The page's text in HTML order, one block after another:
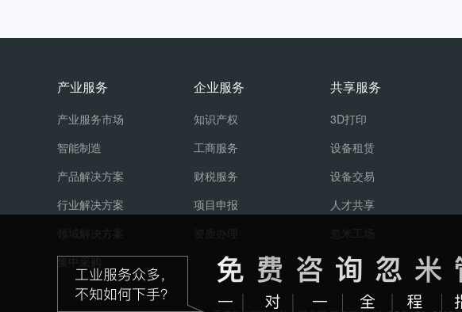
产业服务
产业服务市场
智能制造
产品解决方案
行业解决方案
领域解决方案
集中采购
企业服务
知识产权
工商服务
财税服务
项目申报
资质办理
共享服务
3D打印
设备租赁
设备交易
人才共享
忽米工场